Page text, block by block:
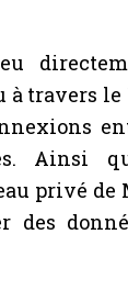
à travers
Ainsi
privé
des